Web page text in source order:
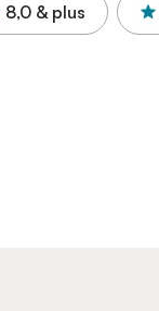
8,0 & plus